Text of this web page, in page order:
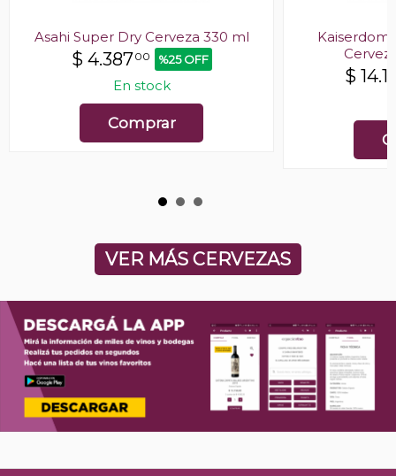
Asahi Super Dry Cerveza 330 ml
$ 4.38700 %25 OFF
En stock
Comprar
Kaiserdom
$
VER MÁS CERVEZAS